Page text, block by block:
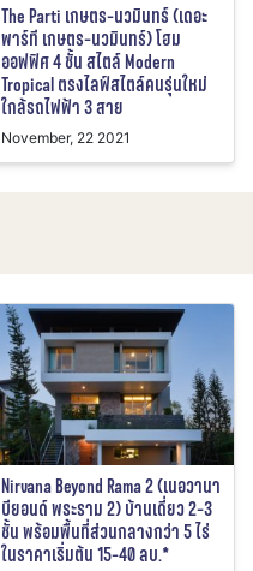
The Parti เกษตร-นวมินทร์ (เดอะ
พาร์ที เกษตร-นวมินทร์) โฮม
ออฟฟิศ 4 ชั้น สไตล์ Modern
Tropical ตรงไลฟ์สไตล์คนรุ่นใหม่
ใกล้รถไฟฟ้า 3 สาย
November, 22 2021
Nirvana Beyond Rama 2 (เนอวานา
บียอนด์ พระราม 2) บ้านเดี่ยว 2-3
ชั้น พร้อมพื้นที่ส่วนกลางกว่า 5 ไร่
ในราคาเริ่มต้น 15-40 ลบ.*